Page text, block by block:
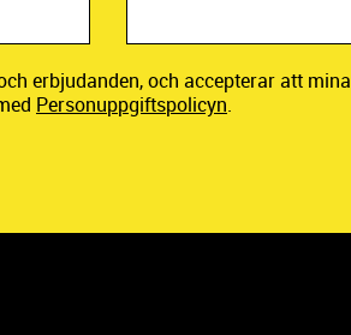
erbjudanden, och accepterar att mina
Personuppgiftspolicyn.